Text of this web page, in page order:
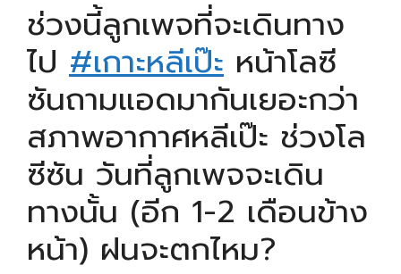
ช่วงนี้ลูกเพจที่จะเดินทาง
ไป #เกาะหลีเป๊ะ หน้าโลซี
ซันถามแอดมากันเยอะกว่า
สภาพอากาศหลีเป๊ะ ช่วงโล
ซีซัน วันที่ลูกเพจจะเดิน
ทางนั้น (อีก 1-2 เดือนข้าง
หน้า) ฝนจะตกไหม?